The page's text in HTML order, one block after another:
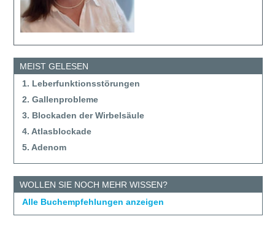
MEIST GELESEN
1. Leberfunktionsstörungen
2. Gallenprobleme
3. Blockaden der Wirbelsäule
4. Atlasblockade
5. Adenom
WOLLEN SIE NOCH MEHR WISSEN?
Alle Buchempfehlungen anzeigen